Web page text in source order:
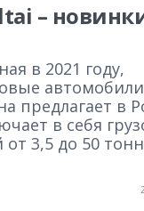
–
в 2021 году,
автомобили
предлагает в
в себя
3,5 до 50